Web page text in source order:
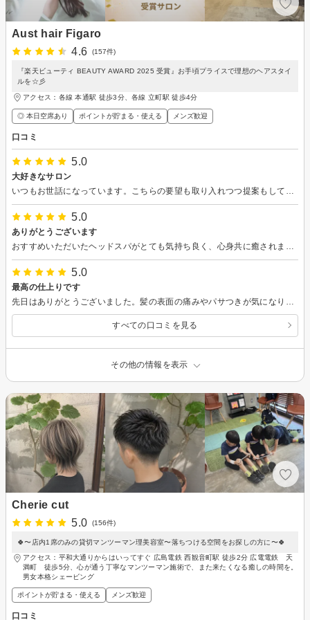
Aust hair Figaro
4.6
(157件)
『楽天ビューティ BEAUTY AWARD 2025 受賞』お手頃プライスで理想のヘアスタイ
ルを☆彡
アクセス：各線 本通駅 徒歩3分、各線 立町駅 徒歩4分
◎ 本日空席あり ポイントが貯まる・使える メンズ歓迎
口コミ
5.0
大好きなサロン
5.0
ありがとうございます
5.0
最高の仕上りです
すべての口コミを見る
その他の情報を表示
Cherie cut
5.0
(156件)
🍀〜店内1席のみの貸切マンツーマン理美容室〜落ちつける空間をお探しの方に〜🍀
アクセス：平和大通りからはいってすぐ 広島電鉄 西観音町駅 徒歩2分 広電電鉄 天
満町 徒歩5分、心が通う丁寧なマンツーマン施術で、また来たくなる癒しの時間を。
男女本格シェービング
ポイントが貯まる・使える メンズ歓迎
口コミ